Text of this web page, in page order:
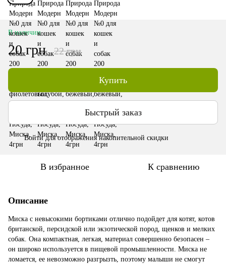
В наличии
20 грн 22 грн
Купить
Быстрый заказ
% Войтидля отображения накопительной скидки
В избранное К сравнению
Описание
Миска с невысокими бортиками отлично подойдет для котят, котов
британской, персидской или экзотической пород, щенков и мелких
собак. Она компактная, легкая, материал совершенно безопасен –
он широко используется в пищевой промышленности. Миска не
ломается, ее невозможно разгрызть, поэтому малыши не смогут